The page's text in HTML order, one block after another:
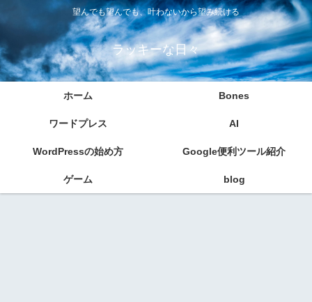
望んでも望んでも、叶わないから望み続ける
ラッキーな日々
ホーム Bones
ワードプレス AI
WordPressの始め方 Google便利ツール紹介
ゲーム blog